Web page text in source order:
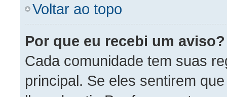
Voltar ao topo
Por que eu recebi um aviso?
Cada comunidade tem suas
principal. Se eles sentirem